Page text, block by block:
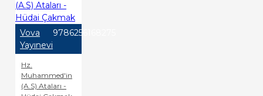
Vova
Yayınevi
9786256168275
Hz.
Muhammed'in
(A.S) Ataları -